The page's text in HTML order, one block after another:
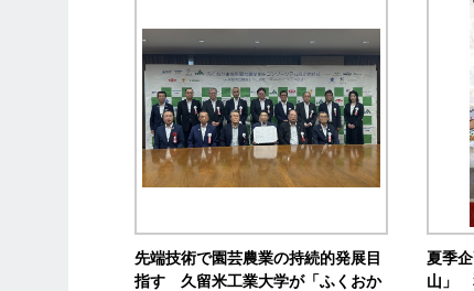
先端技術で園芸農業の持続的発展目
指す 久留米工業大学が「ふくおか
夏季
山」